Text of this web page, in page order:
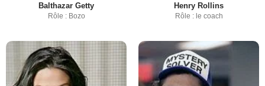
Balthazar Getty
Rôle : Bozo
Henry Rollins
Rôle : le coach